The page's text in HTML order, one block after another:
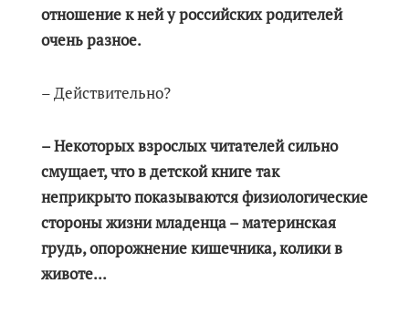
отношение к ней у российских родителей
очень разное.
– Действительно?
– Некоторых взрослых читателей сильно
смущает, что в детской книге так
неприкрыто показываются физиологические
стороны жизни младенца – материнская
грудь, опорожнение кишечника, колики в
животе...